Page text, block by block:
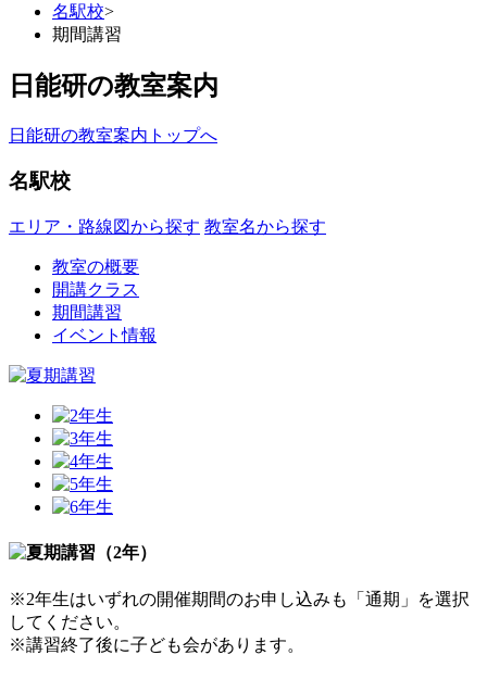
名駅校>
期間講習
日能研の教室案内
日能研の教室案内トップへ
名駅校
エリア・路線図から探す 教室名から探す
教室の概要
開講クラス
期間講習
イベント情報
※2年生はいずれの開催期間のお申し込みも「通期」を選択
してください。
※講習終了後に子ども会があります。